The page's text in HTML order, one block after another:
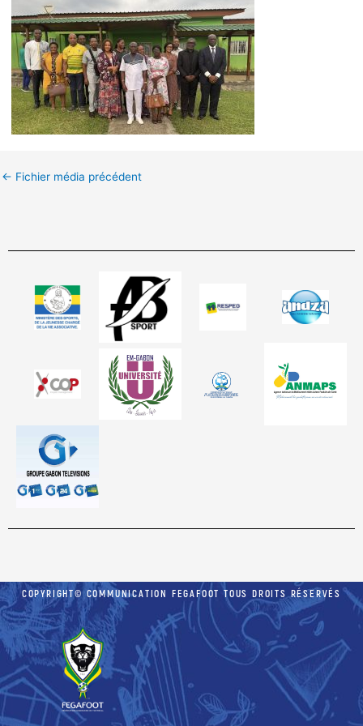
← Fichier média précédent
COPYRIGHT© COMMUNICATION FEGAFOOT TOUS DROITS RÉSERVÉS